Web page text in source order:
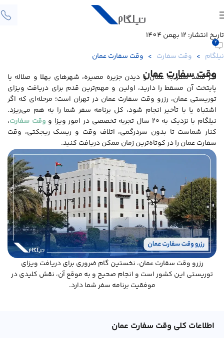
تاریخ انتشار: 12 بهمن 1404
2
نیلگام > وقت سفارت > وقت سفارت عمان
وقت سفارت عمان
اگر قصد سفر به عمان و دیدن جزیره مصیره، شهرهای بهلا و صلاله یا
پایتخت آن مسقط را دارید، اولین و مهم‌ترین قدم برای دریافت ویزای
توریستی عمان، رزرو وقت سفارت عمان در تهران است؛ مرحله‌ای که اگر
اشتباه یا با تأخیر انجام شود، کل برنامه سفر شما را به هم می‌ریزد.
نیلگام با نزدیک به ۲۰ سال تجربه تخصصی در امور ویزا و
وقت سفارت،
کنار شماست تا بدون سردرگمی، اتلاف وقت و ریسک ریجکتی، وقت
سفارت عمان را در کوتاه‌ترین زمان ممکن دریافت کنید.
رزرو وقت سفارت عمان، نخستین گام ضروری برای دریافت ویزای
توریستی این کشور است و انجام صحیح و به موقع آن، نقش کلیدی در
موفقیت برنامه سفر شما دارد.
اطلاعات کلی وقت سفارت عمان